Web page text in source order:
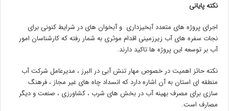
نکته پایانی
اجرای پروژه های متعدد آبخیزداری و آبخوان های در شرایط کنونی برای
نجات سفره های آب زیرزمینی اقدام موثری به شمار رفته که کارشناسان امور
آب بر توسعه این پروژه ها تاکید دارند.
نکته حائز اهمیت در خصوص مهار تنش آبی در البرز ، مدیرعامل شرکت آب
منطقه ای استان به آن اشاره دارد که انسداد چاه های غیر مجاز ، فرهنگ
سازی برای مصرف بهینه آب در بخش های شرب ، کشاورزی ، صنعت و دیگر
مصارف است.